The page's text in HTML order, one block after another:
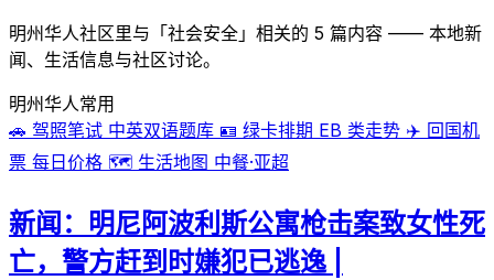
明州华人社区里与「社会安全」相关的 5 篇内容 —— 本地新
闻、生活信息与社区讨论。
明州华人常用
🚗 驾照笔试 中英双语题库 🪪 绿卡排期 EB 类走势 ✈️ 回国机
票 每日价格 🗺️ 生活地图 中餐·亚超
新闻：明尼阿波利斯公寓枪击案致女性死
亡，警方赶到时嫌犯已逃逸 |